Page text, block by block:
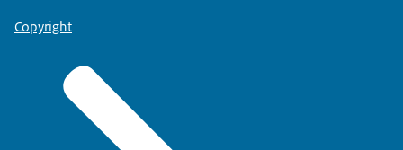
Copyright